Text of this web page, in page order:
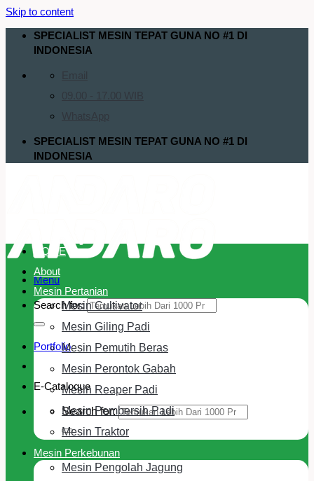
Skip to content
SPECIALIST MESIN TEPAT GUNA NO #1 DI
INDONESIA
SPECIALIST MESIN TEPAT GUNA NO #1 DI
INDONESIA
Menu
Search for:
Portfolio
E-Cataloque
Search for:
HOME
About
Mesin Pertanian
Mesin Cultivator
Mesin Giling Padi
Mesin Pemutih Beras
Mesin Perontok Gabah
Mesin Reaper Padi
Mesin Pembersih Padi
Mesin Traktor
Mesin Perkebunan
Mesin Pengolah Jagung